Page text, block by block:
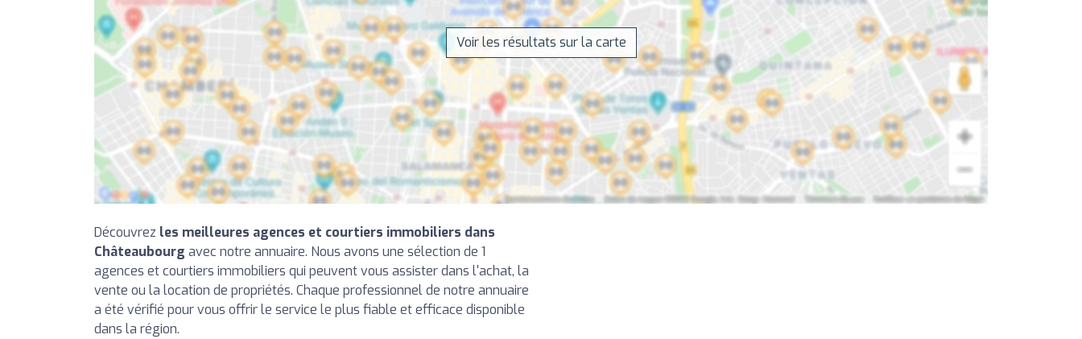
Voir les résultats sur la carte
Découvrez les meilleures agences et courtiers immobiliers dans
Châteaubourg avec notre annuaire. Nous avons une sélection de 1
agences et courtiers immobiliers qui peuvent vous assister dans l'achat, la
vente ou la location de propriétés. Chaque professionnel de notre annuaire
a été vérifié pour vous offrir le service le plus fiable et efficace disponible
dans la région.